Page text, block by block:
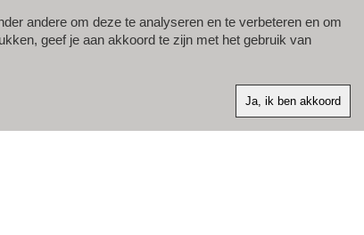
andere om deze te analyseren en te verbeteren en om
geef je aan akkoord te zijn met het gebruik van